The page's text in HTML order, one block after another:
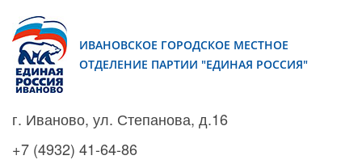
ИВАНОВСКОЕ ГОРОДСКОЕ МЕСТНОЕ
ОТДЕЛЕНИЕ ПАРТИИ "ЕДИНАЯ РОССИЯ"
г. Иваново, ул. Степанова, д.16
+7 (4932) 41-64-86